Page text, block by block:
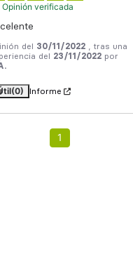
Opinión verificada
del 30/11/2022
, tras una
del
23/11/2022 por
(0) Informe
1